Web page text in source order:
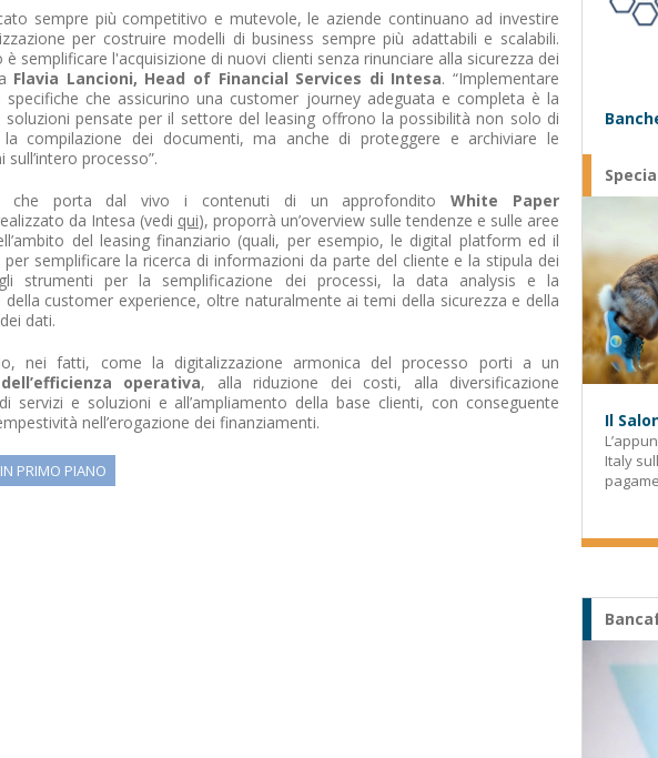
sempre più competitivo e mutevole, le aziende continuano ad investire
per costruire modelli di business sempre più adattabili e scalabili.
è semplificare l'acquisizione di nuovi clienti senza rinunciare alla sicurezza dei
Flavia Lancioni, Head of Financial Services di Intesa. “Implementare
specifiche che assicurino una customer journey adeguata e completa è la
soluzioni pensate per il settore del leasing offrono la possibilità non solo di
la compilazione dei documenti, ma anche di proteggere e archiviare le
processo”.
che porta dal vivo i contenuti di un approfonditoWhite Paper
da Intesa (vedi qui), proporrà un’overview sulle tendenze e sulle aree
del leasing finanziario (quali, per esempio, le digital platform ed il
semplificare la ricerca di informazioni da parte del cliente e la stipula dei
strumenti per la semplificazione dei processi, la data analysis e la
della customer experience, oltre naturalmente ai temi della sicurezza e della
dati.
nei fatti, come la digitalizzazione armonica del processo porti a un
operativa, alla riduzione dei costi, alla diversificazione
servizi e soluzioni e all’ampliamento della base clienti, con conseguente
nell’erogazione dei finanziamenti.
PRIMO PIANO
Il
Italy